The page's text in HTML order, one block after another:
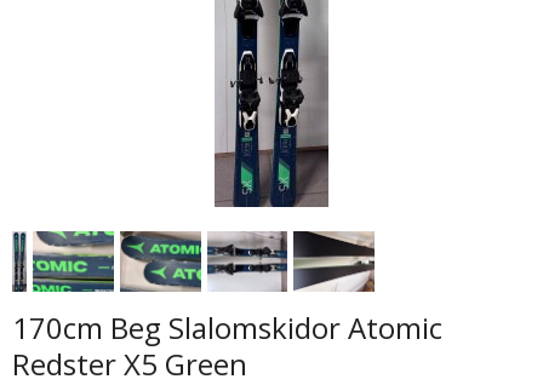
170cm Beg Slalomskidor Atomic
Redster X5 Green